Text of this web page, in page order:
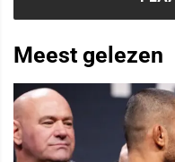
Meest gelezen